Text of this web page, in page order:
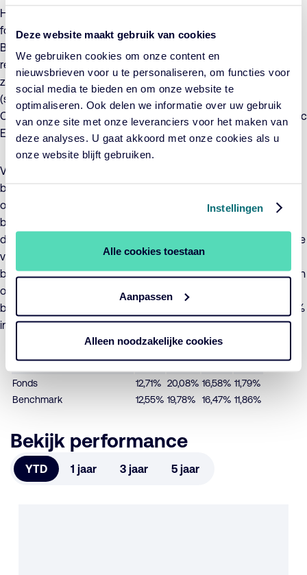
Deze website maakt gebruik van cookies
We gebruiken cookies om onze content en
nieuwsbrieven voor u te personaliseren, om functies voor
social media te bieden en om onze website te
optimaliseren. Ook delen we informatie over uw gebruik
van onze site met onze leveranciers voor het maken van
deze analyses. U gaat akkoord met onze cookies als u
onze website blijft gebruiken.
Instellingen
Alle cookies toestaan
Aanpassen
Alleen noodzakelijke cookies
Het doel van het fonds is, rekening houdend met het voor het
fonds van toepassing zijnde Cardano Duurzaam
Beleggingsbeleid, ten behoeve van participanten een
rendement te realiseren dat het rendement van de Index
zoveel als mogelijk benadert. Het uitlenen van aandelen
(securities lending) is niet toegestaan. Voor participatieklasse
Cardano ESG Transition Enhanced Index Equity Global – C1 Inc
EUR wordt het valutarisico niet afgedekt.
Voor het fonds zijn concrete duurzame
beleggingsdoelstellingen geformuleerd waaraan
ondernemingen bewust en aantoonbaar een positieve
bijdrage moeten leveren en die er voor moeten zorgen dat
duurzaamheidsrisico’s afdoende worden beheerst. De waarde
van de beleggingen in het fonds kan als gevolg van het
beleggingsbeleid sterk fluctueren, zowel in absolute zin als ten
opzichte van de Index. Het fonds neemt de ICBE-
beleggingsrestricties in acht en belegt niet voor meer dan 10%
in instellingen voor collectieve belegging in effecten.
Periode per 31-07-2026 YTD 1 jaar 3 jaar 5 jaar
Fonds 12,71% 20,08% 16,58% 11,79%
Benchmark
12,55% 19,78% 16,47% 11,86%
Bekijk performance
YTD 1 jaar 3 jaar 5 jaar